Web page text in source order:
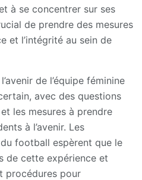
à se concentrer sur ses
de prendre des mesures
et l’intégrité au sein de
de l’équipe féminine
avec des questions
les mesures à prendre
à l’avenir. Les
football espèrent que le
de cette expérience et
procédures pour